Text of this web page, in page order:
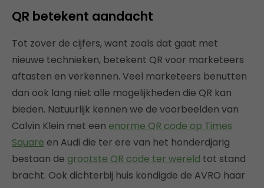
QR betekent aandacht
Tot zover de cijfers, want zoals dat gaat met
nieuwe technieken, betekent QR voor marketeers
aftasten en verkennen. Veel marketeers benutten
dan ook lang niet alle mogelijkheden die QR kan
bieden. Natuurlijk kennen we de voorbeelden van
Calvin Klein met een enorme QR code op Times
Square en Audi die ter ere van het honderdjarig
bestaan de grootste QR code ter wereld tot stand
bracht. Ook dichterbij huis kondigde de AVRO haar